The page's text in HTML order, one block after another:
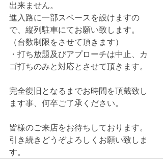
出来ません。
進入路に一部スペースを設けますの
で、縦列駐車にてお願い致します。
（台数制限をさせて頂きます）
・打ち放題及びアプローチは中止、カ
ゴ打ちのみと対応とさせて頂きます。
完全復旧となるまでお時間を頂戴致し
ます事、何卒ご了承ください。
皆様のご来店をお待ちしております。
引き続きどうぞよろしくお願い致しま
す。